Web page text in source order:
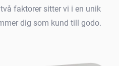
faktorer sitter vi i en unik
dig som kund till godo.